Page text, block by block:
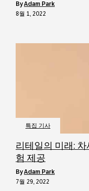
byAdam Park
8월 1, 2022
특집 기사
리테일의 미래:
험 제공
byAdam Park
7월 29, 2022